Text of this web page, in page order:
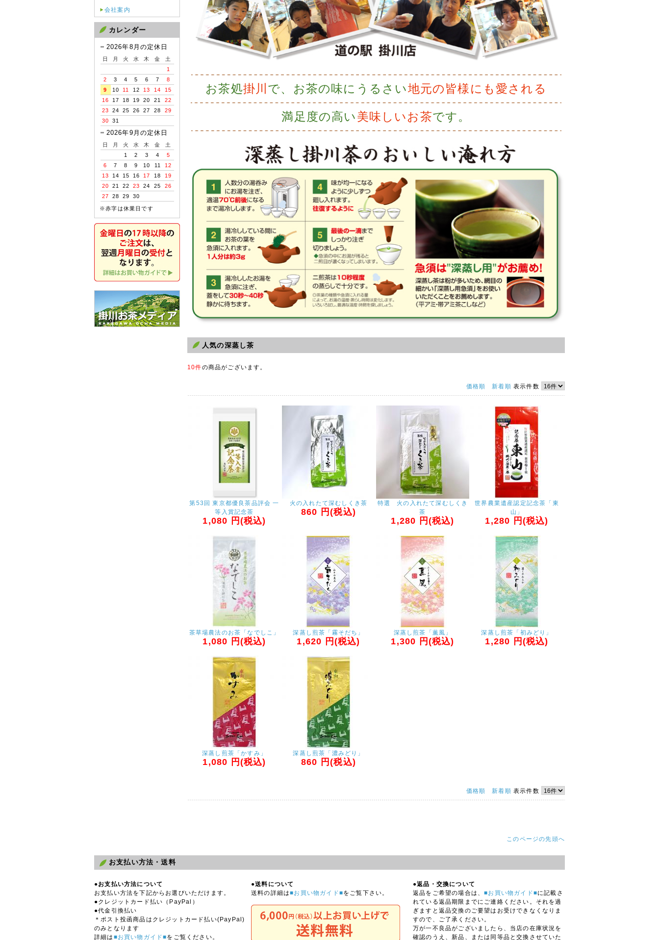
会社案内
カレンダー
2026年8月の定休日
日 月 火 水 木 金
土
1
2
3 4 5 6 7
8
9
10 11 12 13 14
15
16
17 18 19 20 21
22
23
24 25 26 27 28
29
30
31
2026年9月の定休日
日 月 火 水 木 金
土
1
2 3 4
5
6
7 8 9 10 11
12
13
14 15 16 17 18
19
20
21 22 23 24 25
26
27
28 29 30
※赤字は休業日です
お茶処掛川 で、お茶の味にうるさい地元の皆様にも愛される
満足度の高い美味しいお茶です。
人気の深蒸し茶
10件の商品がございます。
価格順 新着順 表示件数
第53回 東京都優良茶品評会 一
等入賞記念茶
1,080 円(税込)
火の入れたて深むしくき茶
860 円(税込)
特選 火の入れたて深むしくき
茶
1,280 円(税込)
世界農業遺産認定記念茶「東
山」
1,280 円(税込)
茶草場農法のお茶「なでしこ」
1,080 円(税込)
深蒸し煎茶「霧そだち」
1,620 円(税込)
深蒸し煎茶「薫風」
1,300 円(税込)
深蒸し煎茶「初みどり」
1,280 円(税込)
深蒸し煎茶「かすみ」
1,080 円(税込)
深蒸し煎茶「濃みどり」
860 円(税込)
価格順 新着順 表示件数
このページの先頭へ
お支払い方法・送料
●お支払い方法について
お支払い方法を下記からお選びいただけます。
●クレジットカード払い（PayPal）
●代金引換払い
＊ポスト投函商品はクレジットカード払い(PayPal)
のみとなります
詳細は ■お買い物ガイド■をご覧ください。
●送料について
送料の詳細は■お買い物ガイド■をご覧下さい。
●返品・交換について
返品をご希望の場合は、■お買い物ガイド■に記載さ
れている返品期限までにご連絡ください。それを過
ぎますと返品交換のご要望はお受けできなくなりま
すので、ご了承ください。
万が一不良品がございましたら、当店の在庫状況を
確認のうえ、新品、または同等品と交換させていた